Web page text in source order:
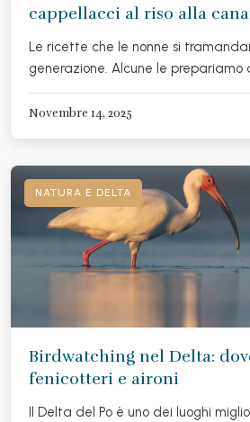
cappellacci al riso alla
Le ricette che le nonne si
generazione. Alcune le prepariamo
Novembre 14, 2025
NATURA E DELTA
Birdwatching nel Delta:
fenicotteri e aironi
Il Delta del Po è uno dei luoghi